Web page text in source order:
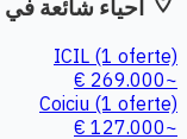
أحياء شائعة في Constanta
ICIL (1 oferte)
~269.000 €
Coiciu (1 oferte)
~127.000 €